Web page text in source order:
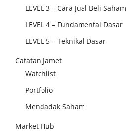
LEVEL 3 – Cara Jual Beli Saham
LEVEL 4 – Fundamental Dasar
LEVEL 5 – Teknikal Dasar
Catatan Jamet
Watchlist
Portfolio
Mendadak Saham
Market Hub